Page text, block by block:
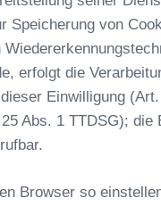
Speicherung von
erfolgt die
Einwilligung
Abs. 1 TTDSG); die
Browser so